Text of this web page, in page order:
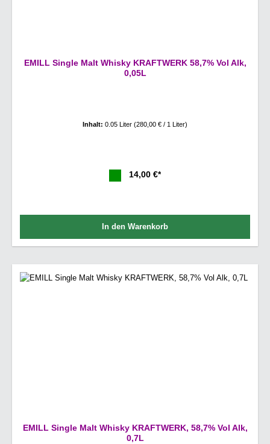
EMILL Single Malt Whisky KRAFTWERK 58,7% Vol Alk,
0,05L
Inhalt: 0.05 Liter (280,00 € / 1 Liter)
14,00 €*
In den Warenkorb
EMILL Single Malt Whisky KRAFTWERK, 58,7% Vol Alk,
0,7L